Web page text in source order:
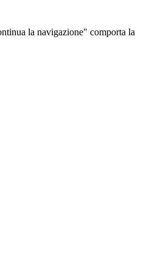
la navigazione" comporta la